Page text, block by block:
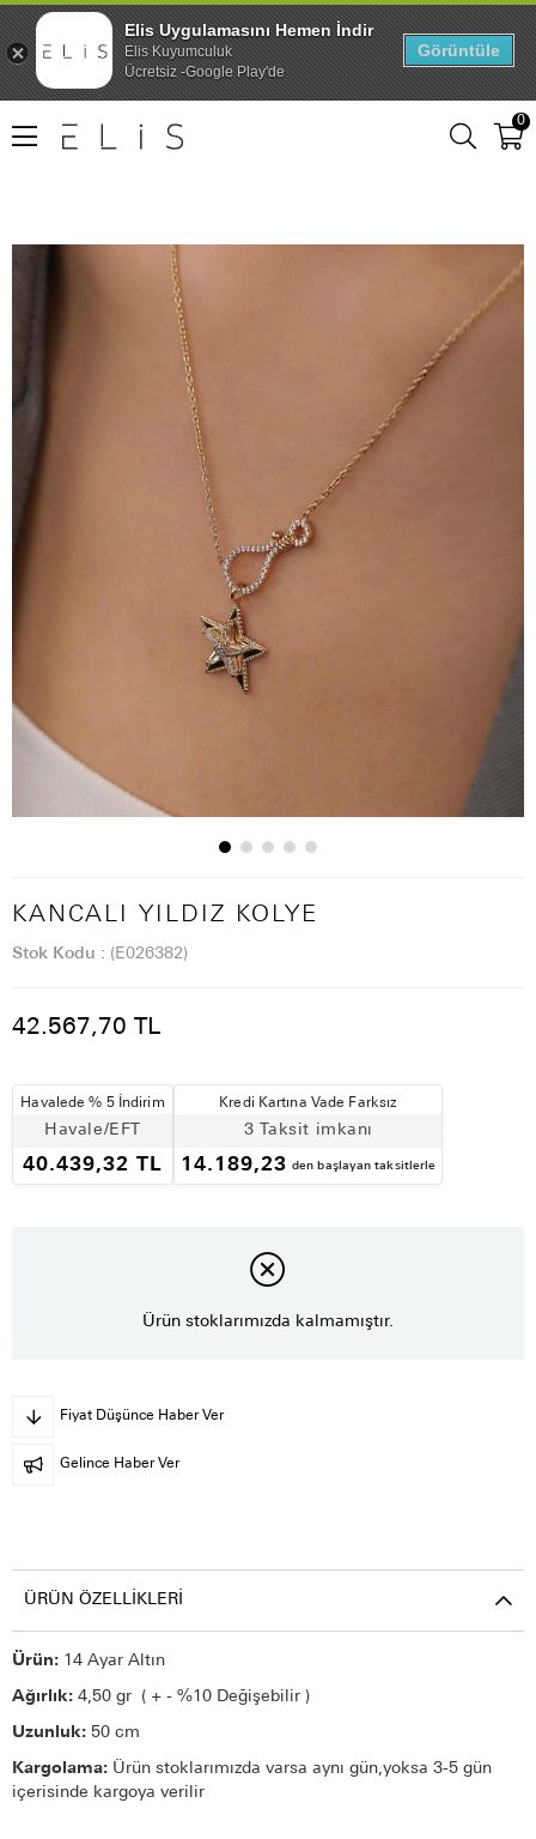
0
KANCALI YILDIZ KOLYE
Stok Kodu (E026382)
42.567,70 TL
Havalede % 5 İndirim
Havale/EFT
40.439,32 TL
Kredi Kartına Vade Farksız
3 Taksit imkanı
14.189,23 den başlayan taksitlerle
Ürün stoklarımızda kalmamıştır.
Fiyat Düşünce Haber Ver
Gelince Haber Ver
ÜRÜN ÖZELLIKLERI
Ürün: 14 Ayar Altın
Ağırlık: 4,50 gr ( + - %10 Değişebilir )
Uzunluk: 50 cm
Kargolama: Ürün stoklarımızda varsa aynı gün,yoksa 3-5 gün
içerisinde kargoya verilir
Elis Uygulamasını Hemen İndir
Elis Kuyumculuk
Ücretsiz -Google Play'de
Görüntüle